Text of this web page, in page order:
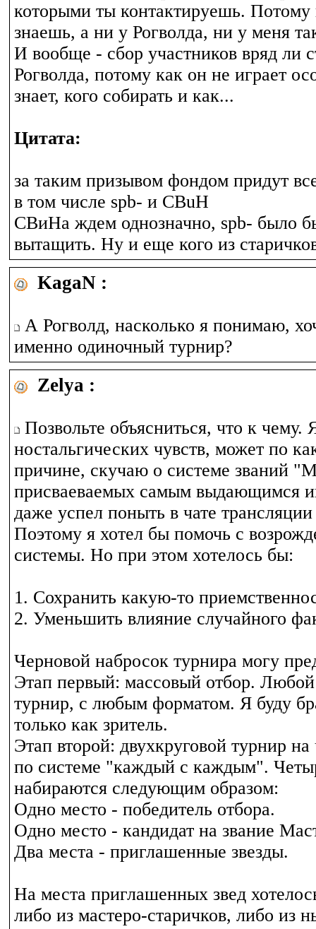
которыми ты контактируешь. Потому
знаешь, а ни у Рогволда, ни у меня
И вообще - сбор участников вряд ли
Рогволда, потому как он не играет
знает, кого собирать и как...
Цитата:
за таким призывом фондом придут
в том числе spb- и CBuH
СВиНа ждем однозначно, spb- было
вытащить. Ну и еще кого из
KagaN :
А Рогволд, насколько я понимаю,
именно одиночный турнир?
Zelya :
Позвольте объясниться, что к чему.
ностальгических чувств, может по
причине, скучаю о системе званий
присваеваемых самым выдающимся
даже успел поныть в чате
Поэтому я хотел бы помочь с
системы. Но при этом хотелось бы:
1. Сохранить какую-то
2. Уменьшить влияние случайного
Черновой набросок турнира могу
Этап первый: массовый отбор.
турнир, с любым форматом. Я буду
только как зритель.
Этап второй: двухкруговой турнир на
по системе "каждый с каждым".
набираются следующим образом:
Одно место - победитель отбора.
Одно место - кандидат на звание
Два места - приглашенные звезды.
На места приглашенных звед
либо из мастеро-старичков, либо из